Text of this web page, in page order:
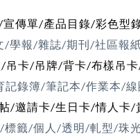
宣傳單/產品目錄/彩色型
/學報/雜誌/期刊/社區報
/吊卡/吊牌/背卡/布樣吊卡
記錄簿/筆記本/作業本/
/邀請卡/生日卡/情人卡/
/標籤/個人 /透明/軋型/珠